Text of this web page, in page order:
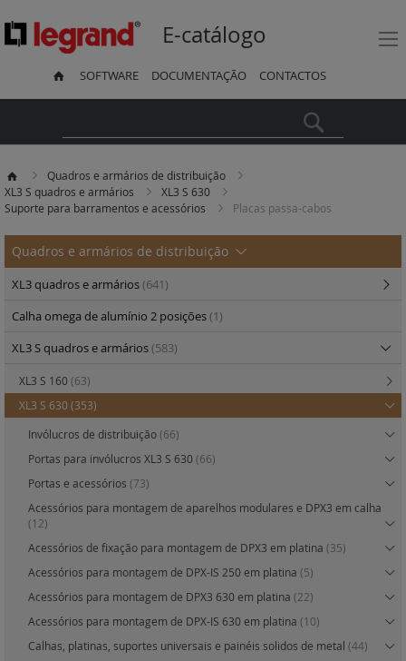
E-catálogo
SOFTWARE DOCUMENTAÇÃO CONTACTOS
Quadros e armários de distribuição
XL3 S quadros e armários
XL3 S 630
Suporte para barramentos e acessórios
Placas passa-cabos
Quadros e armários de distribuição
XL3 quadros e armários(641)
Calha omega de alumínio 2 posições(1)
XL3 S quadros e armários(583)
XL3 S 160 (63)
XL3 S 630 (353)
Invólucros de distribuição(66)
Portas para invólucros XL3 S 630 (66)
Portas e acessórios (73)
Acessórios para montagem de aparelhos modulares e DPX3 em calha
(12)
Acessórios de fixação para montagem de DPX3 em platina (35)
Acessórios para montagem de DPX-IS 250 em platina (5)
Acessórios para montagem de DPX3 630 em platina (22)
Acessórios para montagem de DPX-IS 630 em platina (10)
Calhas, platinas, suportes universais e painéis solidos de metal (44)